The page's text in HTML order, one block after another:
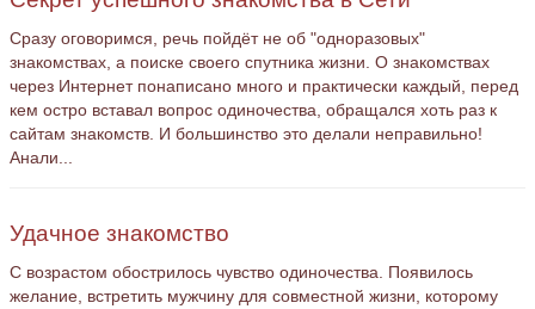
Сразу оговоримся, речь пойдёт не об "одноразовых"
знакомствах, а поиске своего спутника жизни. О знакомствах
через Интернет понаписано много и практически каждый, перед
кем остро вставал вопрос одиночества, обращался хоть раз к
сайтам знакомств. И большинство это делали неправильно!
Анали...
Удачное знакомство
С возрастом обострилось чувство одиночества. Появилось
желание, встретить мужчину для совместной жизни, которому